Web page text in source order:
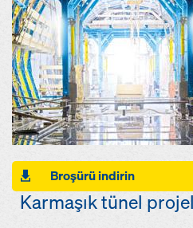
Broşürü indirin
Karmaşık tünel